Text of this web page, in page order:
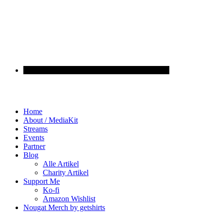
Home
About / MediaKit
Streams
Events
Partner
Blog
Alle Artikel
Charity Artikel
Support Me
Ko-fi
Amazon Wishlist
Nougat Merch by getshirts